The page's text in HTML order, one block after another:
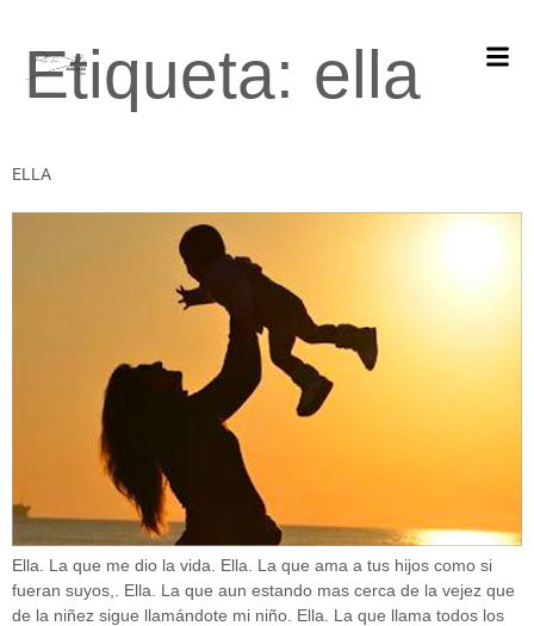
Etiqueta: ella
ELLA
Ella. La que me dio la vida. Ella. La que ama a tus hijos como si
fueran suyos,. Ella. La que aun estando mas cerca de la vejez que
de la niñez sigue llamándote mi niño. Ella. La que llama todos los